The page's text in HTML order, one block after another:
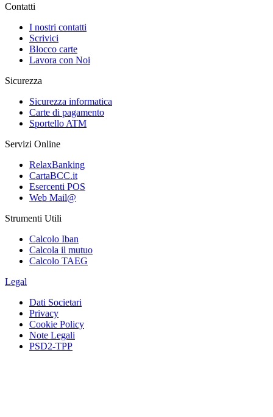
Contatti
I nostri contatti
Scrivici
Blocco carte
Lavora con Noi
Sicurezza
Sicurezza informatica
Carte di pagamento
Sportello ATM
Servizi Online
RelaxBanking
CartaBCC.it
Esercenti POS
Web Mail@
Strumenti Utili
Calcolo Iban
Calcola il mutuo
Calcolo TAEG
Legal
Dati Societari
Privacy
Cookie Policy
Note Legali
PSD2-TPP